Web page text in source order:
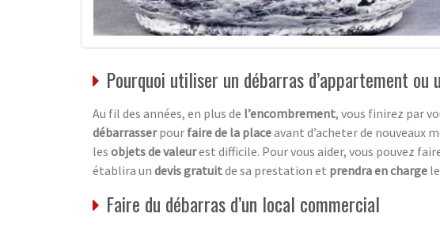
Pourquoi utiliser un débarras d’appartement ou
Au fil des années, en plus de l’encombrement, vous finirez par
débarrasserpour faire de la placeavant d’acheter de nouveaux
les objets de valeurest difficile. Pour vous aider, vous pouvez
établira un devis gratuitde sa prestation et prendra en charge le
Faire du débarras d’un local commercial